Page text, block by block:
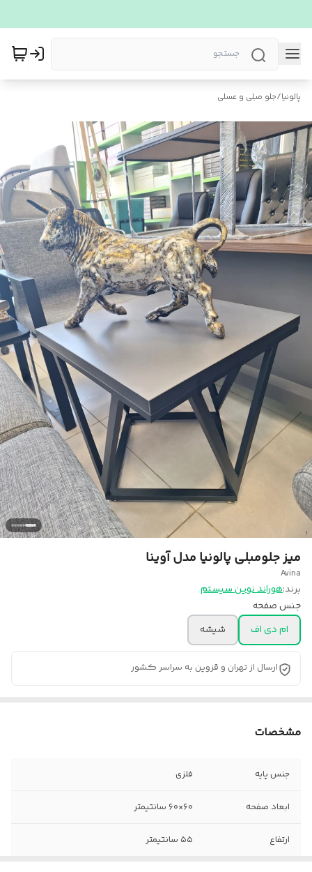
پالونیا/جلو مبلی و عسلی
میز جلومبلی پالونیا مدل آوینا
Avina
برند:هوراند نوین سیستم
جنس صفحه
ام دی اف
شیشه
ارسال از تهران و قزوین به سراسر کشور
مشخصات
جنس پایه فلزی
ابعاد صفحه ۶۰×۶۰ سانتیمتر
ارتفاع ۵۵ سانتیمتر